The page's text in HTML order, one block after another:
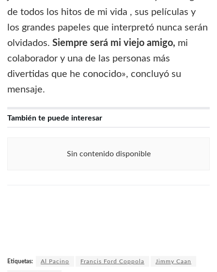
de todos los hitos de mi vida , sus películas y
los grandes papeles que interpretó nunca serán
olvidados. Siempre será mi viejo amigo, mi
colaborador y una de las personas más
divertidas que he conocido», concluyó su
mensaje.
También te puede interesar
Sin contenido disponible
Etiquetas: Al Pacino Francis Ford Coppola Jimmy Caan